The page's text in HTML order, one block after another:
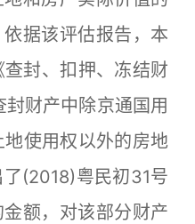
据该评估报告，本
封、扣押、冻结财
财产中除京通国用
使用权以外的房地
(2018)粤民初31号
额，对该部分财产